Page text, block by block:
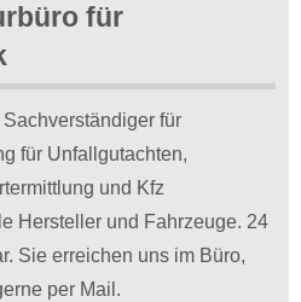
für
Sachverständiger für
für Unfallgutachten,
und Kfz
Hersteller und Fahrzeuge. 24
Sie erreichen uns im Büro,
per Mail.